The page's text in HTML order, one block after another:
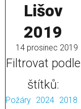
Lišov
2019
14 prosinec 2019
Filtrovat podle
štítků:
Požáry 2024 2018